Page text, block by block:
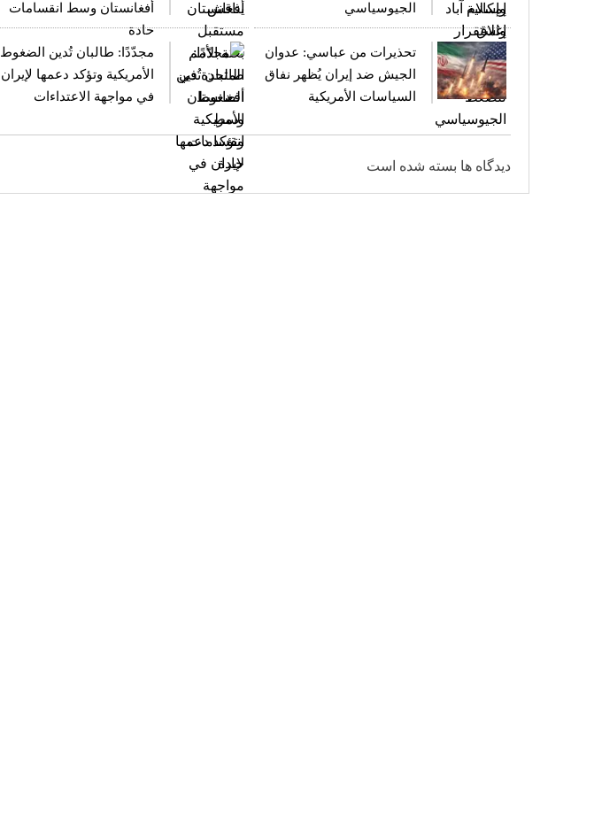
الجيوسياسي
أفغانستان وسط انقسامات
حادة
تحذيرات من عباسي: عدوان
الجيش ضد إيران يُظهر نفاق
السياسات الأمريكية
مجدّدًا: طالبان تُدين الضغوط
الأمريكية وتؤكد دعمها لإيران
في مواجهة الاعتداءات
دیدگاه ها بسته شده است